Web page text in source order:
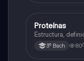
Química
Proteínas
Estructura,
3º Bach 80